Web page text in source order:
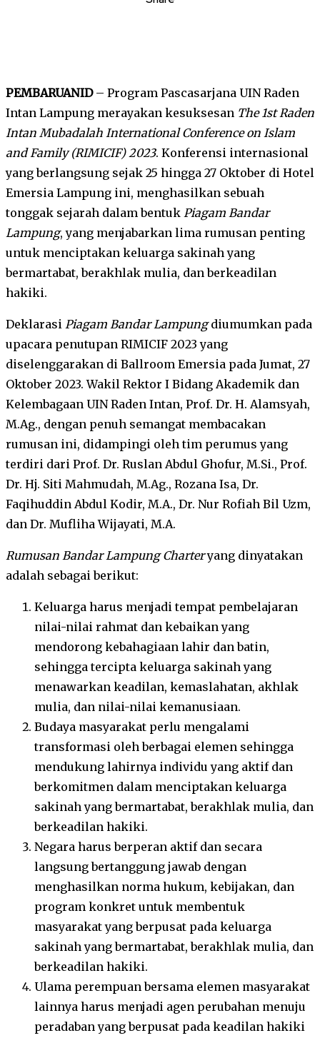
PEMBARUANID– Program Pascasarjana UIN Raden
Intan Lampung merayakan kesuksesan The 1st Raden
Intan Mubadalah International Conference on Islam
and Family (RIMICIF) 2023. Konferensi internasional
yang berlangsung sejak 25 hingga 27 Oktober di Hotel
Emersia Lampung ini, menghasilkan sebuah
tonggak sejarah dalam bentuk Piagam Bandar
Lampung, yang menjabarkan lima rumusan penting
untuk menciptakan keluarga sakinah yang
bermartabat, berakhlak mulia, dan berkeadilan
hakiki.
Deklarasi Piagam Bandar Lampungdiumumkan pada
upacara penutupan RIMICIF 2023 yang
diselenggarakan di Ballroom Emersia pada Jumat, 27
Oktober 2023. Wakil Rektor I Bidang Akademik dan
Kelembagaan UIN Raden Intan, Prof. Dr. H. Alamsyah,
M.Ag., dengan penuh semangat membacakan
rumusan ini, didampingi oleh tim perumus yang
terdiri dari Prof. Dr. Ruslan Abdul Ghofur, M.Si., Prof.
Dr. Hj. Siti Mahmudah, M.Ag., Rozana Isa, Dr.
Faqihuddin Abdul Kodir, M.A., Dr. Nur Rofiah Bil Uzm,
dan Dr. Mufliha Wijayati, M.A.
Rumusan Bandar Lampung Charteryang dinyatakan
adalah sebagai berikut:
Keluarga harus menjadi tempat pembelajaran
nilai-nilai rahmat dan kebaikan yang
mendorong kebahagiaan lahir dan batin,
sehingga tercipta keluarga sakinah yang
menawarkan keadilan, kemaslahatan, akhlak
mulia, dan nilai-nilai kemanusiaan.
Budaya masyarakat perlu mengalami
transformasi oleh berbagai elemen sehingga
mendukung lahirnya individu yang aktif dan
berkomitmen dalam menciptakan keluarga
sakinah yang bermartabat, berakhlak mulia, dan
berkeadilan hakiki.
Negara harus berperan aktif dan secara
langsung bertanggung jawab dengan
menghasilkan norma hukum, kebijakan, dan
program konkret untuk membentuk
masyarakat yang berpusat pada keluarga
sakinah yang bermartabat, berakhlak mulia, dan
berkeadilan hakiki.
Ulama perempuan bersama elemen masyarakat
lainnya harus menjadi agen perubahan menuju
peradaban yang berpusat pada keadilan hakiki